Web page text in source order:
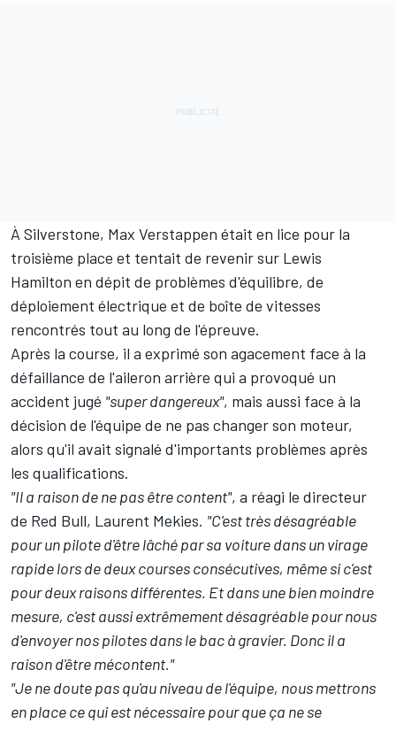
À Silverstone, Max Verstappen était en lice pour la
troisième place et tentait de revenir sur Lewis
Hamilton en dépit de problèmes d'équilibre, de
déploiement électrique et de boîte de vitesses
rencontrés tout au long de l'épreuve.
Après la course, il a exprimé son agacement face à la
défaillance de l'aileron arrière qui a provoqué un
accident jugé "super dangereux", mais aussi face à la
décision de l'équipe de ne pas changer son moteur,
alors qu'il avait signalé d'importants problèmes après
les qualifications.
"Il a raison de ne pas être content", a réagi le directeur
de Red Bull, Laurent Mekies. "C'est très désagréable
pour un pilote d'être lâché par sa voiture dans un virage
rapide lors de deux courses consécutives, même si c'est
pour deux raisons différentes. Et dans une bien moindre
mesure, c'est aussi extrêmement désagréable pour nous
d'envoyer nos pilotes dans le bac à gravier. Donc il a
raison d'être mécontent."
"Je ne doute pas qu'au niveau de l'équipe, nous mettrons
en place ce qui est nécessaire pour que ça ne se